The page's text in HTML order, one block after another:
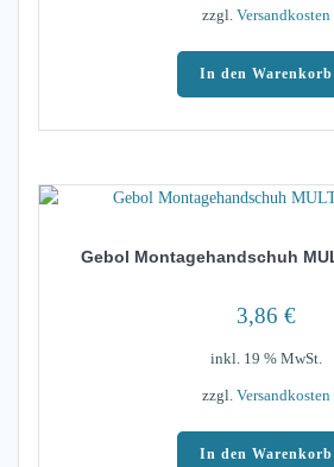
zzgl. Versandkosten
In den Warenkorb
Gebol Montagehandschuh
3,86 €
inkl. 19 % MwSt.
zzgl. Versandkosten
In den Warenkorb